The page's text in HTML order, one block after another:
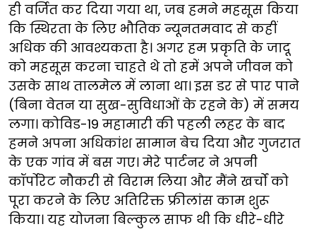
ही वर्जित कर दिया गया था, जब हमने महसूस किया
कि स्थिरता के लिए भौतिक न्यूनतमवाद से कहीं
अधिक की आवश्यकता है। अगर हम प्रकृति के जादू
को महसूस करना चाहते थे तो हमें अपने जीवन को
उसके साथ तालमेल में लाना था। इस डर से पार पाने
(बिना वेतन या सुख-सुविधाओं के रहने के) में समय
लगा। कोविड-19 महामारी की पहली लहर के बाद
हमने अपना अधिकांश सामान बेच दिया और गुजरात
के एक गांव में बस गए। मेरे पार्टनर ने अपनी
कॉर्पोरेट नौकरी से विराम लिया और मैंने खर्चों को
पूरा करने के लिए अतिरिक्त फ्रीलांस काम शुरू
किया। यह योजना बिल्कुल साफ थी कि धीरे-धीरे